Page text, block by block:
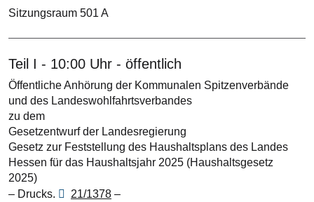
Sitzungsraum 501 A
Teil I - 10:00 Uhr - öffentlich
Öffentliche Anhörung der Kommunalen Spitzenverbände
und des Landeswohlfahrtsverbandes
zu dem
Gesetzentwurf der Landesregierung
Gesetz zur Feststellung des Haushaltsplans des Landes
Hessen für das Haushaltsjahr 2025 (Haushaltsgesetz
2025)
– Drucks.
21/1378 –